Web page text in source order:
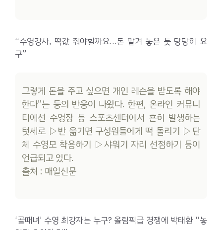
“수영강사, 떡값 줘야할까요…돈 맡겨 놓은 듯 당당히 요
구”
그렇게 돈을 주고 싶으면 개인 레슨을 받도록 해야
한다”는 등의 반응이 나왔다. 한편, 온라인 커뮤니
티에선 수영장 등 스포츠센터에서 흔히 발생하는
텃세로 ▷반 옮기면 구성원들에게 떡 돌리기 ▷단
체 수영모 착용하기 ▷샤워기 자리 선점하기 등이
언급되고 있다.
출처 : 매일신문
‘골때녀’ 수영 최강자는 누구? 올림픽급 경쟁에 박태환 “놓